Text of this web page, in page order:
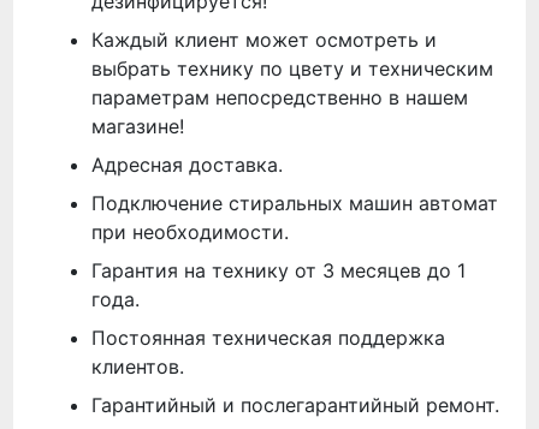
Каждый клиент может осмотреть и
выбрать технику по цвету и техническим
параметрам непосредственно в нашем
магазине!
Адресная доставка.
Подключение стиральных машин автомат
при необходимости.
Гарантия на технику от 3 месяцев до 1
года.
Постоянная техническая поддержка
клиентов.
Гарантийный и послегарантийный ремонт.